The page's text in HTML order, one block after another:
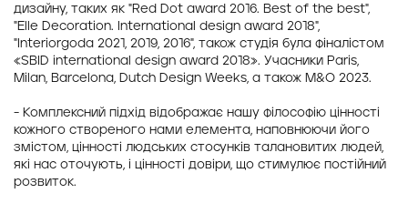
дизайну, таких як "Red Dot award 2016. Best of the best",
"Elle Decoration. International design award 2018",
"Interiorgoda 2021, 2019, 2016", також студія була фіналістом
«SBID international design award 2018». Учасники Paris,
Milan, Barcelona, Dutch Design Weeks, а також M&O 2023.
- Комплексний підхід відображає нашу філософію цінності
кожного створеного нами елемента, наповнюючи його
змістом, цінності людських стосунків талановитих людей,
які нас оточують, і цінності довіри, що стимулює постійний
розвиток.